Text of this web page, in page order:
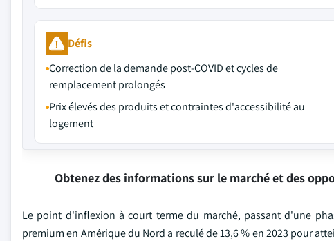
Défis
Correction de la demande post-COVID et cycles de
remplacement prolongés
Prix élevés des produits et contraintes d'accessibilité au
logement
Obtenez des informations sur le marché et des
Le point d'inflexion à court terme du marché, passant d'une
premium en Amérique du Nord a reculé de 13,6 % en 2023 pour